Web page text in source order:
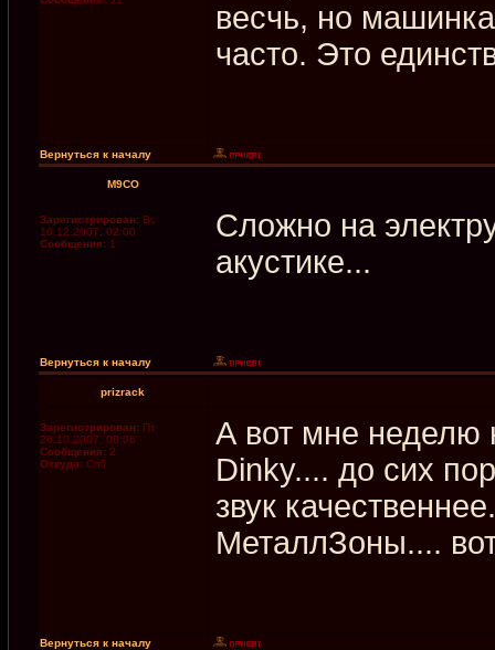
весчь, но
часто. Это
Вернуться к началу
M9CO
Зарегистрирован: Вс
16.12.2007, 02:00
Сообщения: 1
Сложно на
акустике...
Вернуться к началу
prizrack
Зарегистрирован: Пт
26.10.2007, 08:06
Сообщения: 2
Откуда: Спб
А вот мне неделю
Dinky.... до сих
звук
МеталлЗоны....
Вернуться к началу